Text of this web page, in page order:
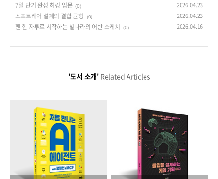
7일 단기 완성 해킹 입문 (0) 2026.04.23
소프트웨어 설계의 결합 균형 (0) 2026.04.23
펜 한 자루로 시작하는 별나라의 어반 스케치 (0) 2026.04.16
'도서 소개'Related Articles